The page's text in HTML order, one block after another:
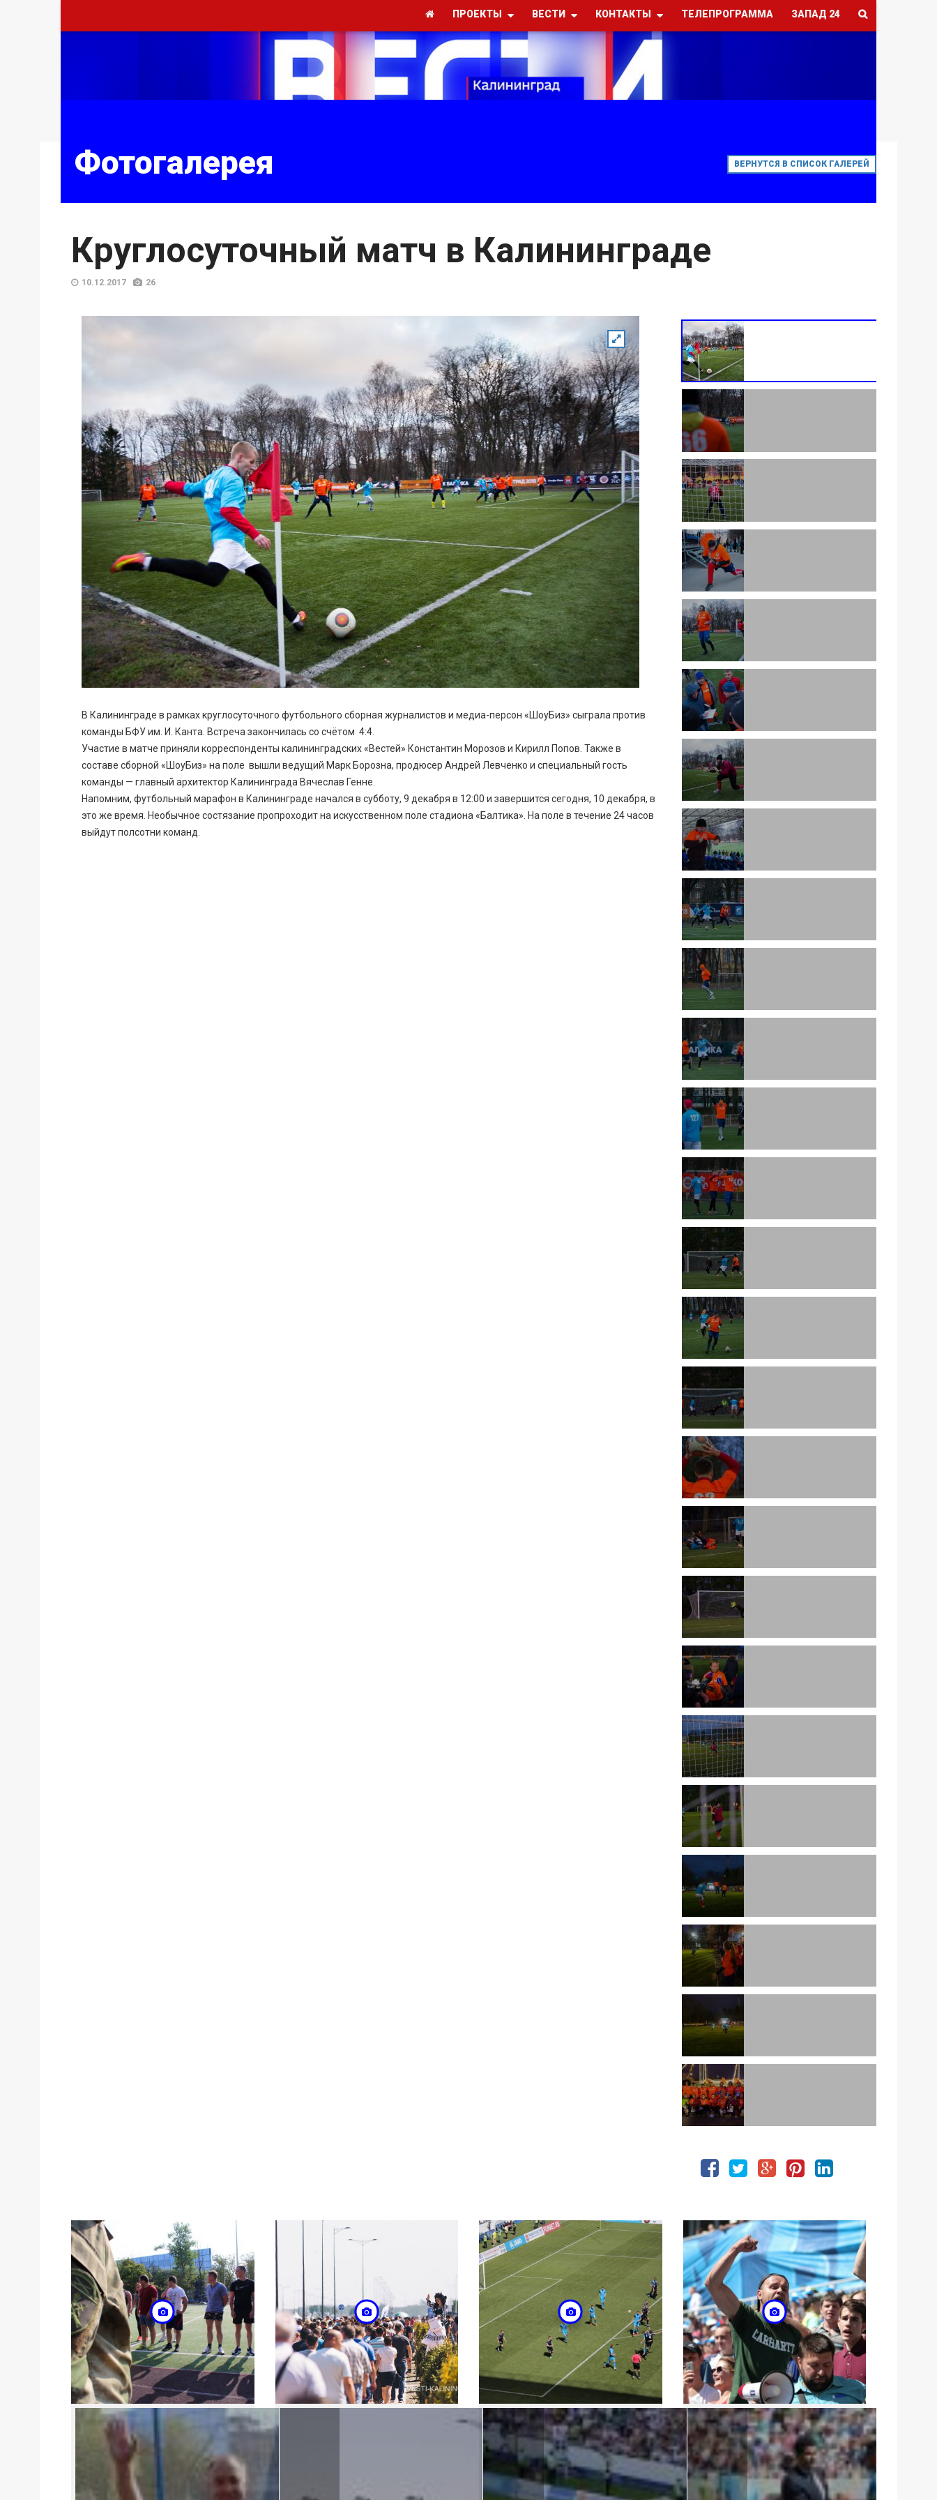
ПРОЕКТЫ ВЕСТИ КОНТАКТЫ ТЕЛЕПРОГРАММА ЗАПАД 24
Фотогалерея ВЕРНУТСЯ В СПИСОК ГАЛЕРЕЙ
Круглосуточный матч в Калининграде
10.12.2017 26
В Калининграде в рамках круглосуточного футбольного сборная журналистов и медиа-персон «ШоуБиз» сыграла против
команды БФУ им. И. Канта. Встреча закончилась со счётом 4:4.
Участие в матче приняли корреспонденты калининградских «Вестей» Константин Морозов и Кирилл Попов. Также в
составе сборной «ШоуБиз» на поле вышли ведущий Марк Борозна, продюсер Андрей Левченко и специальный гость
команды — главный архитектор Калининграда Вячеслав Генне.
Напомним, футбольный марафон в Калининграде начался в субботу, 9 декабря в 12:00 и завершится сегодня, 10 декабря, в
это же время. Необычное состязание пропроходит на искусственном поле стадиона «Балтика». На поле в течение 24 часов
выйдут полсотни команд.